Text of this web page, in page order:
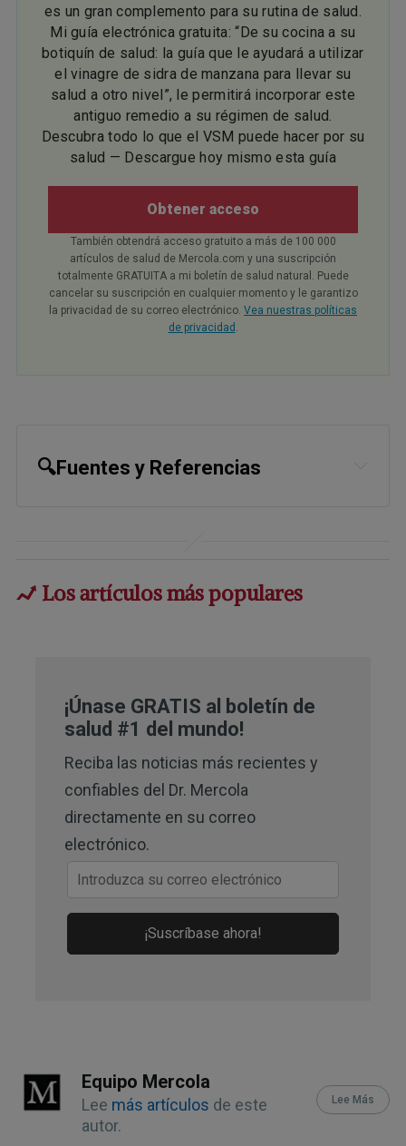
es un gran complemento para su rutina de salud.
Mi guía electrónica gratuita: “De su cocina a su
botiquín de salud: la guía que le ayudará a utilizar
el vinagre de sidra de manzana para llevar su
salud a otro nivel”, le permitirá incorporar este
antiguo remedio a su régimen de salud.
Descubra todo lo que el VSM puede hacer por su
salud — Descargue hoy mismo esta guía
Obtener acceso
También obtendrá acceso gratuito a más de 100 000
artículos de salud de Mercola.com y una suscripción
totalmente GRATUITA a mi boletín de salud natural. Puede
cancelar su suscripción en cualquier momento y le garantizo
la privacidad de su correo electrónico. Vea nuestras políticas
de privacidad .
🔍Fuentes y Referencias
Los artículos más populares
¡Únase GRATIS al boletín de
salud #1 del mundo!
Reciba las noticias más recientes y
confiables del Dr. Mercola
directamente en su correo
electrónico.
¡Suscríbase ahora!
Equipo Mercola
Lee más artículos de este
autor.
Lee Más